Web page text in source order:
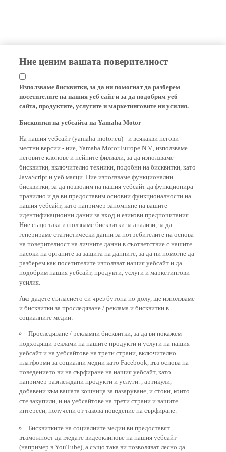
Ние ценим вашата поверителност
Използваме бисквитки, за да ни помогнат да разберем
посетителите на нашия уеб сайт и за да подобрим уеб
сайта, продуктите, услугите и маркетинговите ни усилия.
Бисквитки на уебсайта на Yamaha Motor
На нашия уебсайт (yamaha-motor.eu) - и всякакви негови
местни версии - ние, Yamaha Motor Europe N.V., използваме
неговите клонове и нейните филиали, за да използваме
бисквитки, включително техники, подобни на бисквитки, като
JavaScript и уеб маяци. Ние използваме функционални
бисквитки, за да позволим на нашия уебсайт да функционира
правилно и да ви предоставим основни функционалности на
нашия уебсайт, като например запомняне на вашите
идентификационни данни за вход и езикови предпочитания.
Ние също така използваме бисквитки за анализи, за да
генерираме статистически данни за потребителите на основа
на поверителност на личните данни в съответствие с нашите
насоки на органите за защита на данните, за да ни помогне да
разберем как посетителите използват нашия уебсайт и да
подобрим нашия уебсайт, продукти, услуги и маркетингови
усилия.
Ако дадете съгласието си чрез бутона по-долу, ще използваме
и бисквитки за проследяване / реклама и бисквитки в
социалните медии:
Проследяване / рекламни бисквитки, за да ви покажем
подходящи реклами на нашите продукти и услуги на нашия
уебсайт и на уебсайтове на трети страни, включително
платформи за социални медии като Facebook, въз основа на
поведението ви на сърфиране на нашия уебсайт, като
например разглеждани продукти и услуги. , артикули,
добавени към вашата кошница за пазаруване, и стоки, които
сте закупили, и на уебсайтове на трети страни и вашите
интереси, получени от такова поведение на сърфиране.
Бисквитките на социалните медии ви предоставят
възможност да гледате видеоклипове на нашия уебсайт
(например в YouTube), а също така ви позволяват лесно да